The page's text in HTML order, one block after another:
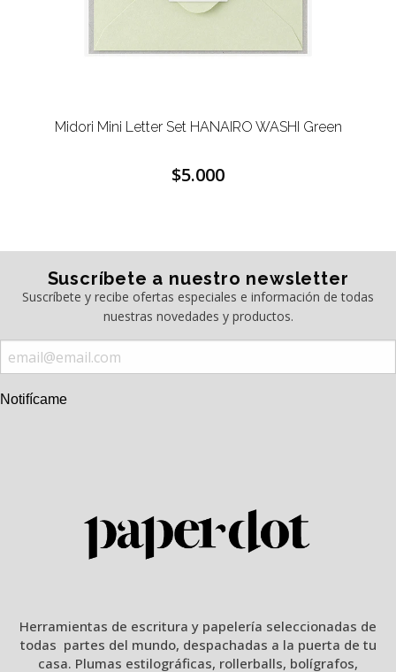
Midori Mini Letter Set HANAIRO WASHI Green
$5.000
Suscríbete a nuestro newsletter
Suscríbete y recibe ofertas especiales e información de todas
nuestras novedades y productos.
Notifícame
Herramientas de escritura y papelería seleccionadas de
todas partes del mundo, despachadas a la puerta de tu
casa. Plumas estilográficas, rollerballs, bolígrafos,